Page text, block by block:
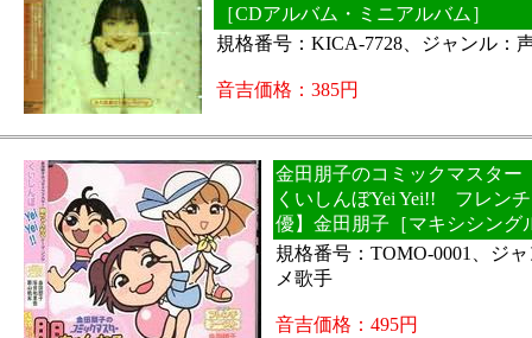
［CDアルバム・ミニアルバム］
規格番号：KICA-7728、ジャンル：
音吉価格：385円
金田朋子のコミックマスタ
くいしんぼYei Yei!! フレン
優】金田朋子［マキシシング
規格番号：TOMO-0001、ジ
メ歌手
音吉価格：495円